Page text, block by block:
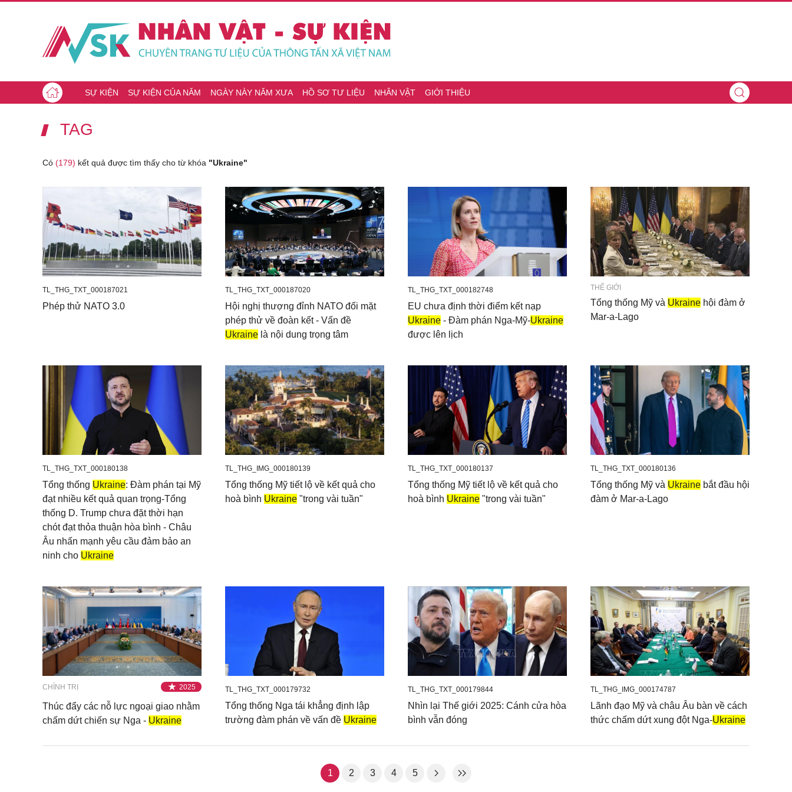
SỰ KIỆN SỰ KIỆN CỦA NĂM NGÀY NÀY NĂM XƯA HỒ SƠ TƯ LIỆU NHÂN VẬT GIỚI THIỆU
TAG
Có (179) kết quả được tìm thấy cho từ khóa "Ukraine"
TL_THG_TXT_000187021
Phép thử NATO 3.0
TL_THG_TXT_000187020
Hội nghị thượng đỉnh NATO đối mặt
phép thử về đoàn kết - Vấn đề
Ukraine là nội dung trọng tâm
TL_THG_TXT_000182748
EU chưa định thời điểm kết nạp
Ukraine - Đàm phán Nga-Mỹ-Ukraine
được lên lịch
THẾ GIỚI
Tổng thống Mỹ và Ukraine hội đàm ở
Mar-a-Lago
TL_THG_TXT_000180138
Tổng thống Ukraine: Đàm phán tại Mỹ
đạt nhiều kết quả quan trọng-Tổng
thống D. Trump chưa đặt thời hạn
chót đạt thỏa thuận hòa bình - Châu
Âu nhấn mạnh yêu cầu đảm bảo an
ninh cho Ukraine
TL_THG_IMG_000180139
Tổng thống Mỹ tiết lộ về kết quả cho
hoà bình Ukraine "trong vài tuần"
TL_THG_TXT_000180137
Tổng thống Mỹ tiết lộ về kết quả cho
hoà bình Ukraine "trong vài tuần"
TL_THG_TXT_000180136
Tổng thống Mỹ và Ukraine bắt đầu hội
đàm ở Mar-a-Lago
CHÍNH TRỊ 2025
Thúc đẩy các nỗ lực ngoại giao nhằm
chấm dứt chiến sự Nga - Ukraine
TL_THG_TXT_000179732
Tổng thống Nga tái khẳng định lập
trường đàm phán về vấn đề Ukraine
TL_THG_TXT_000179844
Nhìn lại Thế giới 2025: Cánh cửa hòa
bình vẫn đóng
TL_THG_IMG_000174787
Lãnh đạo Mỹ và châu Âu bàn về cách
thức chấm dứt xung đột Nga-Ukraine
1 2 3 4 5